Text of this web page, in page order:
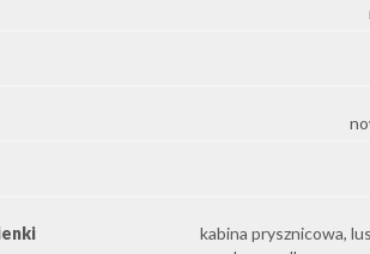
kabina prysznicowa,